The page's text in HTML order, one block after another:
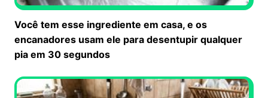
Você tem esse ingrediente em casa, e os
encanadores usam ele para desentupir qualquer
pia em 30 segundos